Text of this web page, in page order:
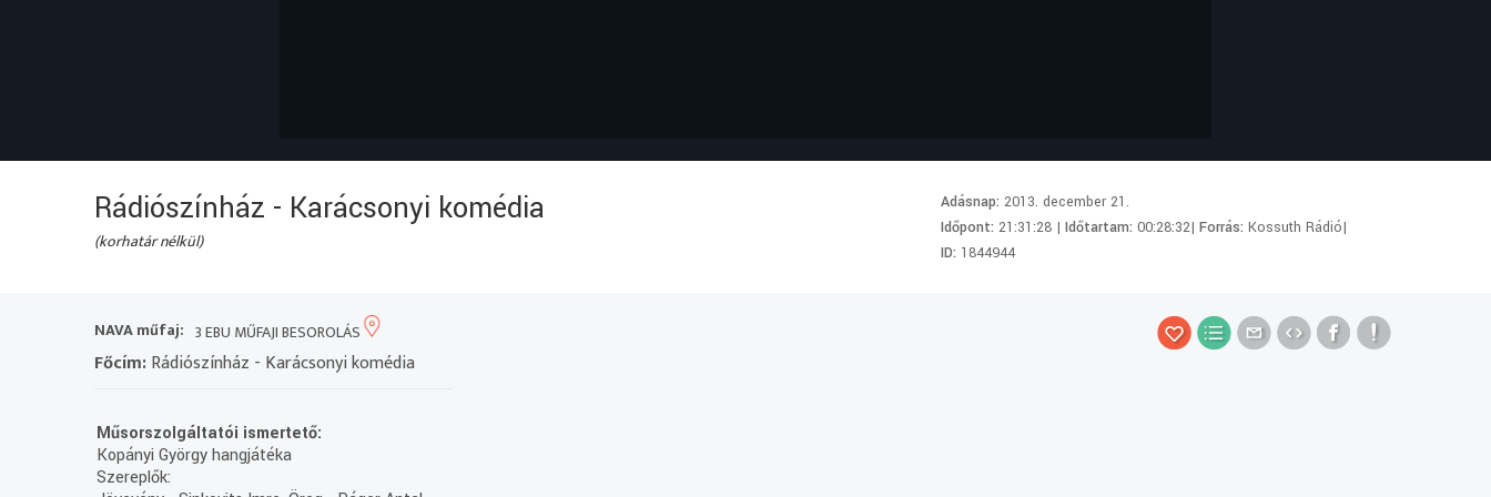
Rádiószínház - Karácsonyi komédia
(korhatár nélkül)
Adásnap:2013. december 21.
Időpont:21:31:28 |Időtartam:00:28:32|Forrás:Kossuth Rádió|
ID: 1844944
NAVA műfaj: 3 EBU MŰFAJI BESOROLÁS
Főcím:Rádiószínház - Karácsonyi komédia
Műsorszolgáltatói ismertető:
Kopányi György hangjátéka
Szereplők: